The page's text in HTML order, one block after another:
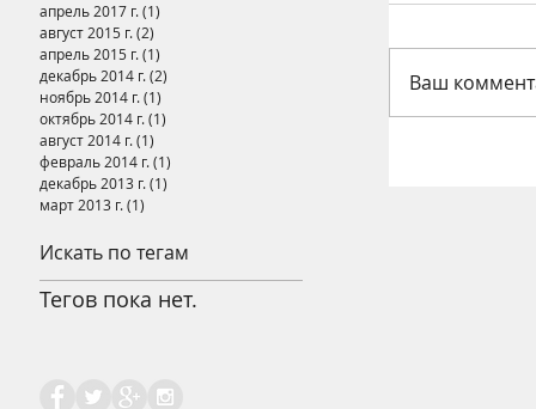
апрель 2017 г.(1)
август 2015 г.(2)
апрель 2015 г.(1)
декабрь 2014 г.(2)
ноябрь 2014 г.(1)
октябрь 2014 г.(1)
август 2014 г.(1)
февраль 2014 г.(1)
декабрь 2013 г.(1)
март 2013 г.(1)
Искать по тегам
Тегов пока нет.
Ваш